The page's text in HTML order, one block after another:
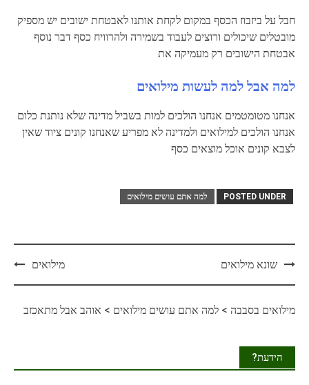
חבל על ביזבוז הכסף במקום לקחת אותנו לאבטחת ישובים יש מספיק
מובטלים שיכולים ורוצים לעבוד בשמירה ולהרוויח כסף דבר נוסף
אבטחת הישובים רק מעמיקה את
למה אבל למה לעשות מילואים
אנחנו מטומטמים אנחנו הולכים למות בשביל מדינה שלא נותנת כלום
אנחנו הולכים למילואים ולמדינה לא מפריע שאנחנו קונים ציוד שאין
לצבא קונים אוכל מוצאים כסף
POSTED UNDER למה אתם עושים מילואים
Postשונא מילואים מילואים
מילואים בסבבה > למה אתם עושים מילואים > אוהב אבל מתאכזב
הידעת?